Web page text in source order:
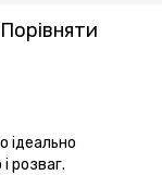
Порівняти
ідеально
розваг.